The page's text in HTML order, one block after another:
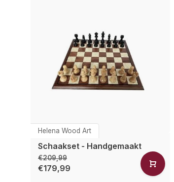
Helena Wood Art
Schaakset - Handgemaakt
€209,99
€179,99